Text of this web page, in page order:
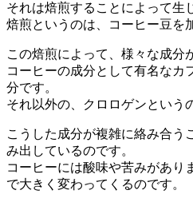
それは焙煎することによって生
焙煎というのは、コーヒー豆を
この焙煎によって、様々な成分
コーヒーの成分として有名なカ
分です。
それ以外の、クロロゲンという
こうした成分が複雑に絡み合う
み出しているのです。
コーヒーには酸味や苦みがあり
で大きく変わってくるのです。